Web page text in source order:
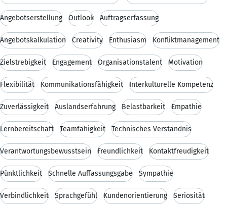
Angebotserstellung Outlook Auftragserfassung
Angebotskalkulation Creativity Enthusiasm Konfliktmanagement
Zielstrebigkeit Engagement Organisationstalent Motivation
Flexibilität Kommunikationsfähigkeit Interkulturelle Kompetenz
Zuverlässigkeit Auslandserfahrung Belastbarkeit Empathie
Lernbereitschaft Teamfähigkeit Technisches Verständnis
Verantwortungsbewusstsein Freundlichkeit Kontaktfreudigkeit
Pünktlichkeit Schnelle Auffassungsgabe Sympathie
Verbindlichkeit Sprachgefühl Kundenorientierung Seriosität